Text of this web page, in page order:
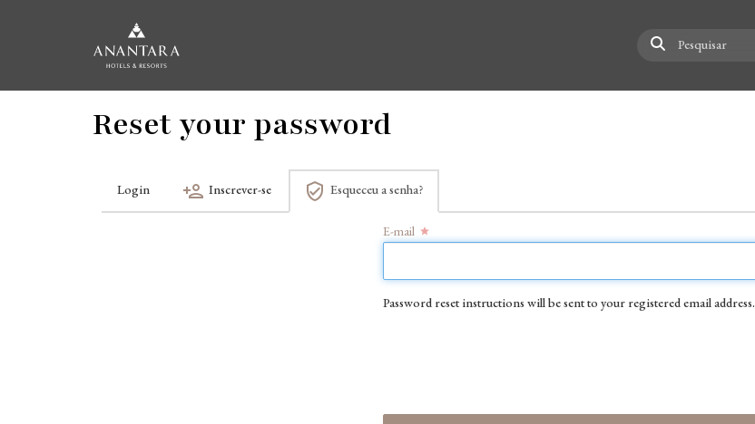
Pesquisar
Reset your password
Separadores
Login Inscrever-se Esqueceu a senha?
E-mail
Password reset instructions will be sent to your registered email address.